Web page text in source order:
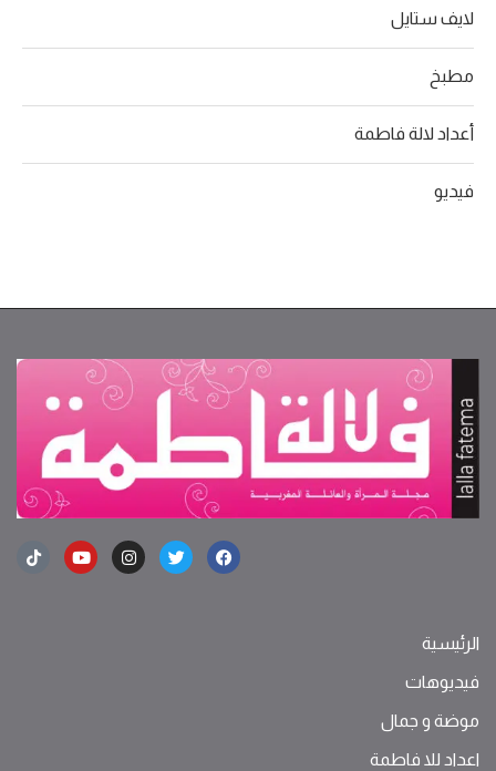
لايف ستايل
مطبخ
أعداد لالة فاطمة
فيديو
الرئيسية
فيديوهات
موضة ‫و‬ ‫‬‫جمال‬
اعداد للا فاطمة